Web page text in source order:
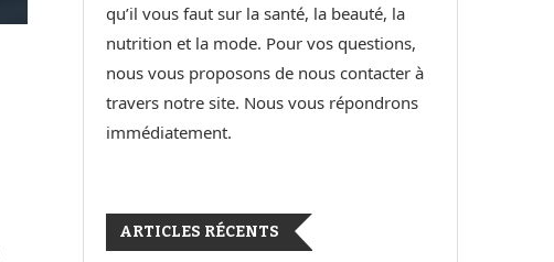
qu’il vous faut sur la santé, la beauté, la
nutrition et la mode. Pour vos questions,
nous vous proposons de nous contacter à
travers notre site. Nous vous répondrons
immédiatement.
ARTICLES RÉCENTS